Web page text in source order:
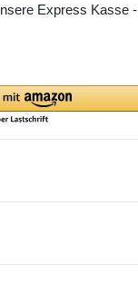
Express Kasse -